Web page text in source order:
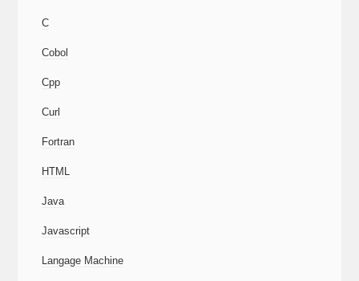
C
Cobol
Cpp
Curl
Fortran
HTML
Java
Javascript
Langage Machine